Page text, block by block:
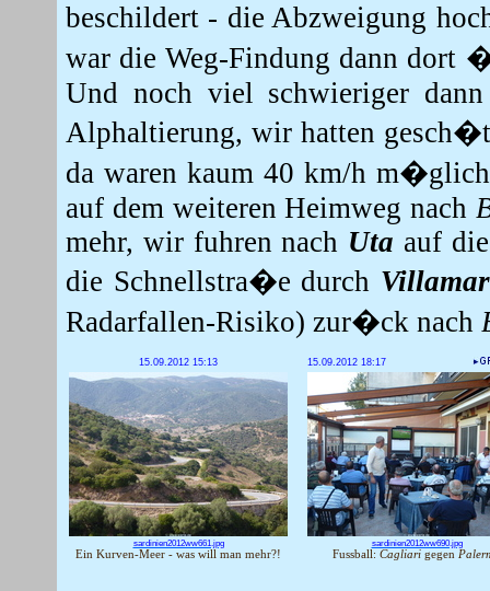
beschildert - die Abzweigung
war die Weg-Findung dann dort
Und noch viel schwieriger
Alphaltierung, wir hatten
da waren kaum 40 km/h
auf dem weiteren Heimweg nach
mehr, wir fuhren nach Uta auf
die Schnellstra�e durch Villamar
Radarfallen-Risiko) zur�ck nach
15.09.2012 15:13
sardinien2012ww661.jpg
Ein Kurven-Meer - was will man mehr?!
15.09.2012 18:17
sardinien2012ww690.jpg
Fussball: Cagliari gegen